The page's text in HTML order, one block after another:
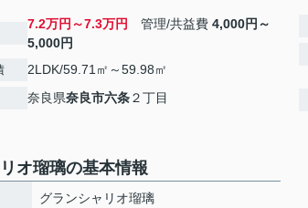
7.2万円～7.3万円 管理/共益費 4,000円～
5,000円
2LDK/59.71㎡～59.98㎡
奈良県奈良市六条２丁目
オ瑠璃の基本情報
グランシャリオ瑠璃